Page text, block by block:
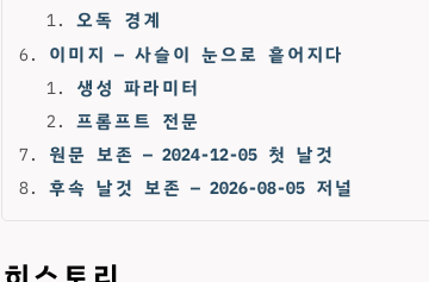
오독 경계
이미지 — 사슬이 눈으로 흩어지다
생성 파라미터
프롬프트 전문
원문 보존 — 2024-12-05 첫 날것
후속 날것 보존 — 2026-08-05 저널